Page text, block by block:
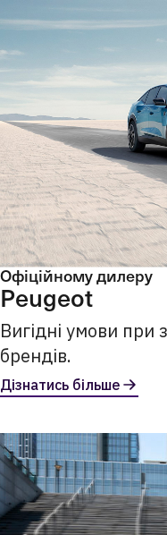
Офіційному дилеру
Peugeot
Вигідні умови при
брендів.
Дізнатись більше